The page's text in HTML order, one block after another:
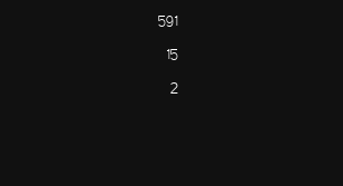
591
15
2